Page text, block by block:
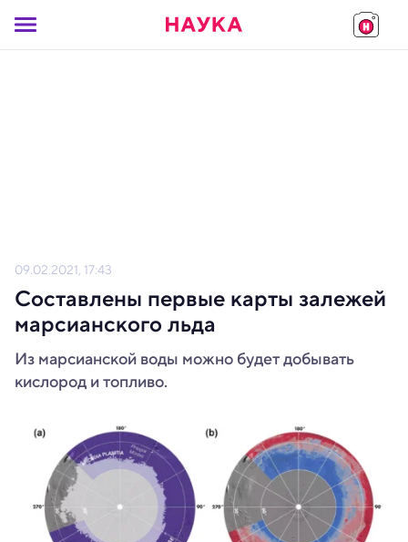
09.02.2021, 17:43
Составлены первые карты залежей
марсианского льда
Из марсианской воды можно будет добывать
кислород и топливо.